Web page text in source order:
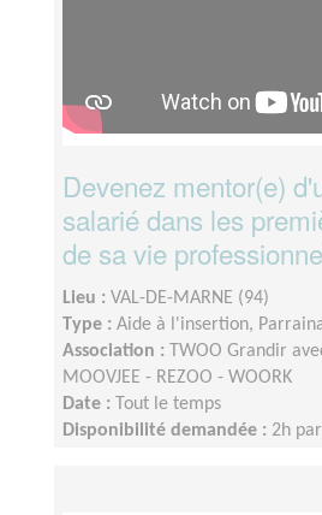
Devenez mentor(e)
salarié dans les
de sa vie
Lieu : VAL-DE-MARNE (94)
Type : Aide à l'insertion,
Association :
TWOO Grandir
MOOVJEE - REZOO - WOORK
Date :
Tout le temps
Disponibilité demandée : 2h